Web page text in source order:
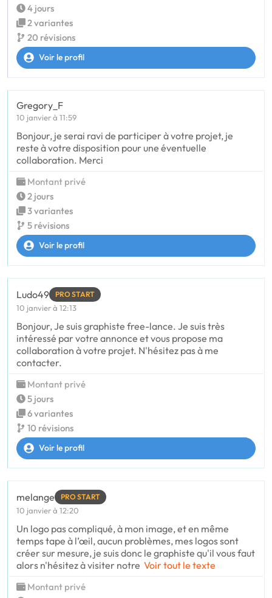
4 jours
2 variantes
20 révisions
Voir le profil
Gregory_F
10 janvier à 11:59
Bonjour, je serai ravi de participer à votre projet, je
reste à votre disposition pour une éventuelle
collaboration. Merci
Montant privé
2 jours
3 variantes
5 révisions
Voir le profil
Ludo49 PRO START
10 janvier à 12:13
Bonjour, Je suis graphiste free-lance. Je suis très
intéressé par votre annonce et vous propose ma
collaboration à votre projet. N'hésitez pas à me
contacter.
Montant privé
5 jours
6 variantes
10 révisions
Voir le profil
melange PRO START
10 janvier à 12:20
Un logo pas compliqué, à mon image, et en même
temps tape à l’œil, aucun problèmes, mes logos sont
créer sur mesure, je suis donc le graphiste qu'il vous faut
alors n'hésitez à visiter notre Voir tout le texte
Montant privé